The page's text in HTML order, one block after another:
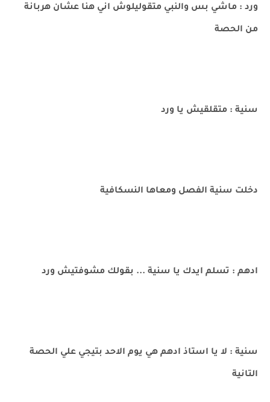
ورد : ماشي بس والنبي متقوليلوش اني هنا عشان هربانة
من الحصة
سنية : متقلقيش يا ورد
دخلت سنية الفصل ومعاها النسكافية
ادهم : تسلم ايدك يا سنية ... بقولك مشوفتيش ورد
سنية : لا يا استاذ ادهم هي يوم الاحد بتيجي علي الحصة
التانية